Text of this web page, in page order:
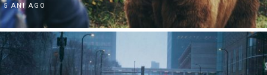
5 ANI AGO